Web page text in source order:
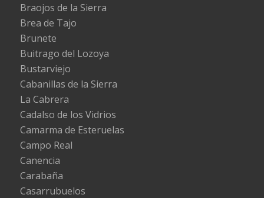
Braojos de la Sierra
Brea de Tajo
Brunete
Buitrago del Lozoya
Bustarviejo
Cabanillas de la Sierra
La Cabrera
Cadalso de los Vidrios
Camarma de Esteruelas
Campo Real
Canencia
Carabaña
Casarrubuelos